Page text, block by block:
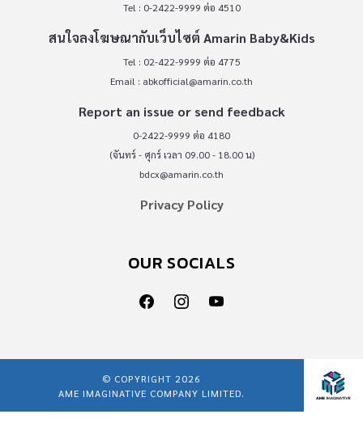
Tel : 0-2422-9999 ต่อ 4510
สนใจลงโฆษณากับเว็บไซต์ Amarin Baby&Kids
Tel : 02-422-9999 ต่อ 4775
Email : abkofficial@amarin.co.th
Report an issue or send feedback
0-2422-9999 ต่อ 4180
(จันทร์ - ศุกร์ เวลา 09.00 - 18.00 น)
bdcx@amarin.co.th
Privacy Policy
OUR SOCIALS
© COPYRIGHT 2026
AME IMAGINATIVE COMPANY LIMITED.